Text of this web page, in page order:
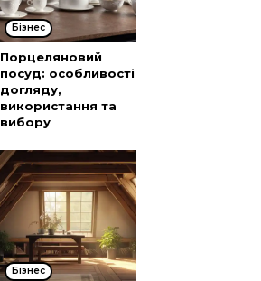
Бізнес
Порцеляновий
посуд: особливості
догляду,
використання та
вибору
Бізнес